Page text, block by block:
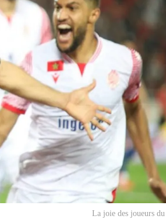
La joie des joueurs